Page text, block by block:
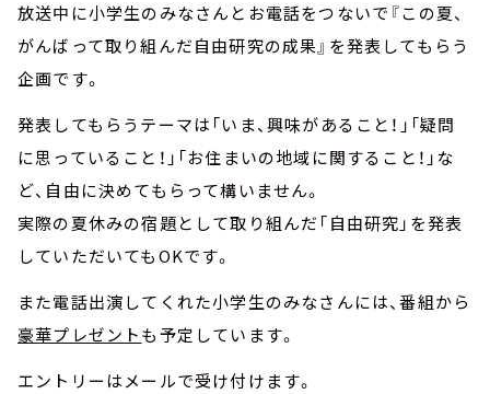
放送中に小学生のみなさんとお電話をつないで『この夏、
がんばって取り組んだ自由研究の成果』を発表してもらう
企画です。
発表してもらうテーマは「いま、興味があること！」「疑問
に思っていること！」「お住まいの地域に関すること！」な
ど、自由に決めてもらって構いません。
実際の夏休みの宿題として取り組んだ「自由研究」を発表
していただいてもOKです。
また電話出演してくれた小学生のみなさんには、番組から
豪華プレゼントも予定しています。
エントリーはメールで受け付けます。